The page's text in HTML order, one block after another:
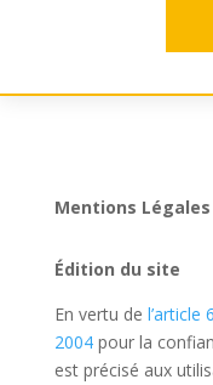
Mentions Légales
Édition du site
En vertu de l’article
2004pour la
est précisé aux